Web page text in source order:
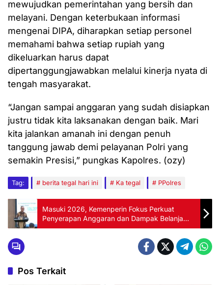
mewujudkan pemerintahan yang bersih dan
melayani. Dengan keterbukaan informasi
mengenai DIPA, diharapkan setiap personel
memahami bahwa setiap rupiah yang
dikeluarkan harus dapat
dipertanggungjawabkan melalui kinerja nyata di
tengah masyarakat.
“Jangan sampai anggaran yang sudah disiapkan
justru tidak kita laksanakan dengan baik. Mari
kita jalankan amanah ini dengan penuh
tanggung jawab demi pelayanan Polri yang
semakin Presisi,” pungkas Kapolres. (ozy)
Tag: berita tegal hari ini Ka tegal PPolres
Masuki 2026, Kemenperin Fokus Perkuat
Penyerapan Anggaran dan Dampak Belanja
Industri
Pos Terkait